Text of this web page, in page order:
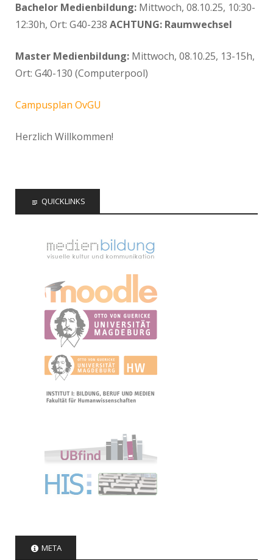
Bachelor Medienbildung: Mittwoch, 08.10.25, 10:30-
12:30h, Ort: G40-238 ACHTUNG: Raumwechsel
Master Medienbildung: Mittwoch, 08.10.25, 13-15h,
Ort: G40-130 (Computerpool)
Campusplan OvGU
Herzlich Willkommen!
QUICKLINKS
META